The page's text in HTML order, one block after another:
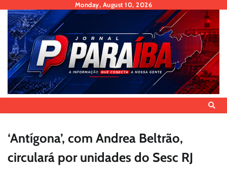
content
Monday, August 10, 2026
‘Antígona’, com Andrea Beltrão,
circulará por unidades do Sesc RJ